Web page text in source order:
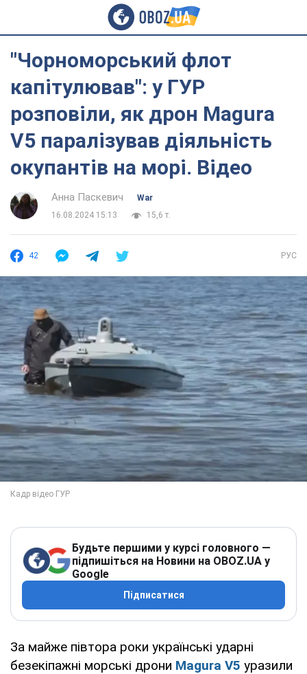
"Чорноморський флот
капітулював": у ГУР
розповіли, як дрон Magura
V5 паралізував діяльність
окупантів на морі. Відео
Анна Паскевич
War
16.08.2024 15:13
15,6 т.
42 РУС
Будьте першими у курсі головного —
підпишіться на Новини на OBOZ.UA у
Google
Підписатися
За майже півтора роки українські ударні
безекіпажні морські дрони Magura V5 уразили